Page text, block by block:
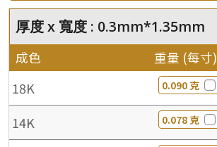
厚度 x 寬度 : 0.3mm*1.35mm
成色 重量 (每寸)
18K 0.090 克
14K 0.078 克